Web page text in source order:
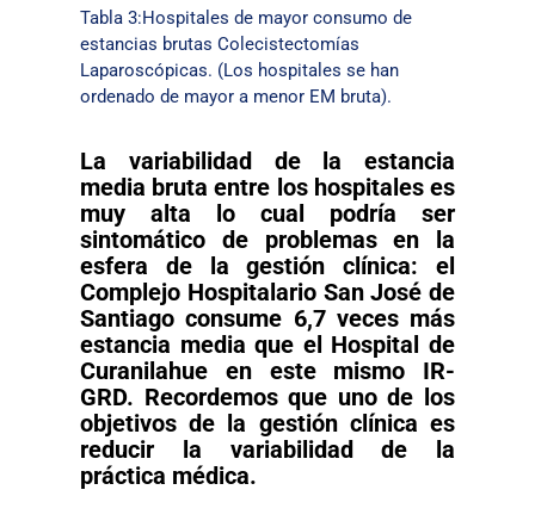
Tabla 3:Hospitales de mayor consumo de
estancias brutas Colecistectomías
Laparoscópicas. (Los hospitales se han
ordenado de mayor a menor EM bruta).
La variabilidad de la estancia
media bruta entre los hospitales es
muy alta lo cual podría ser
sintomático de problemas en la
esfera de la gestión clínica: el
Complejo Hospitalario San José de
Santiago consume 6,7 veces más
estancia media que el Hospital de
Curanilahue en este mismo IR-
GRD. Recordemos que uno de los
objetivos de la gestión clínica es
reducir la variabilidad de la
práctica médica.